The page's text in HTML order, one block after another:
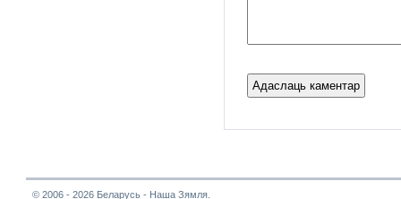
© 2006 - 2026 Беларусь - Наша Зямля.